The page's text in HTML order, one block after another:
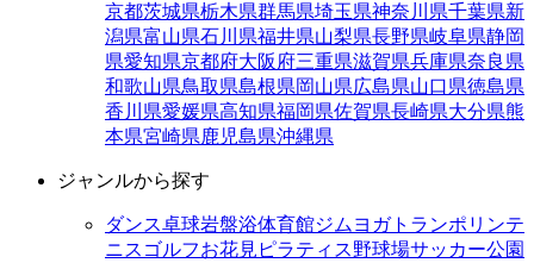
京都茨城県栃木県群馬県埼玉県神奈川県千葉県新
潟県富山県石川県福井県山梨県長野県岐阜県静岡
県愛知県京都府大阪府三重県滋賀県兵庫県奈良県
和歌山県鳥取県島根県岡山県広島県山口県徳島県
香川県愛媛県高知県福岡県佐賀県長崎県大分県熊
本県宮崎県鹿児島県沖縄県
ジャンルから探す
ダンス卓球岩盤浴体育館ジム ヨガトランポリンテ
ニス ゴルフお花見 ピラティス野球場サッカー公園